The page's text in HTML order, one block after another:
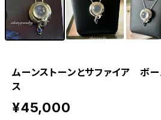
ムーンストーンとサファイア ボ
ス
¥45,000